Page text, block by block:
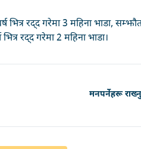
भित्र रद्द गरेमा 3 महिना भाडा,
भित्र रद्द गरेमा 2 महिना भाडा।
मनपर्नेहरू